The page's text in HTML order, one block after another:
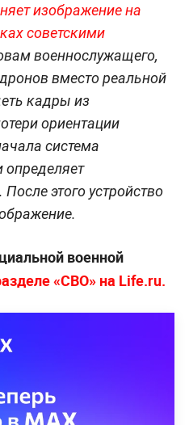
изображение на
советскими
военнослужащего,
вместо реальной
кадры из
ориентации
система
определяет
этого устройство
военной
«СВО» на Life.ru.